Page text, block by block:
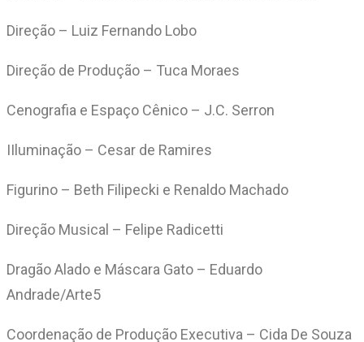
Direção – Luiz Fernando Lobo
Direção de Produção – Tuca Moraes
Cenografia e Espaço Cênico – J.C. Serron
IIluminação – Cesar de Ramires
Figurino – Beth Filipecki e Renaldo Machado
Direção Musical – Felipe Radicetti
Dragão Alado e Máscara Gato – Eduardo
Andrade/Arte5
Coordenação de Produção Executiva – Cida De Souza